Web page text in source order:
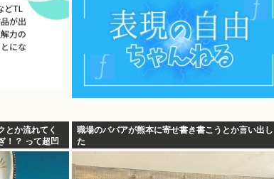
とか流れてく
！？ って超凹
職場のババアが熊本に寄せ書き書こうとか言い出し
た